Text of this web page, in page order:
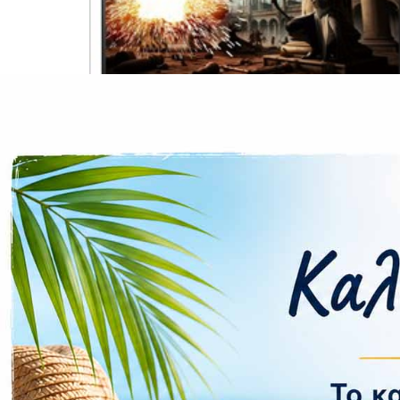
CASE FANS
LIQUID COOLERS
CPU COOLERS
GAMING
ΟΙΚΙΑΚΕΣ ΣΥΣΚΕΥΕΣ
ΠΡΟΣΩΠΙΚΗ ΦΡΟΝΤΙΔΑ
Επιπλέον πληροφορίες